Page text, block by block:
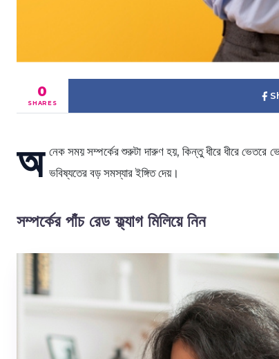
0
SHARES
অ নেক সময় সম্পর্কের শুরুটা দারুণ হয়, কিন্তু ধীরে ধীরে ভেতরে
ভবিষ্যতের বড় সমস্যার ইঙ্গিত দেয়।
সম্পর্কের পাঁচ রেড ফ্ল্যাগ মিলিয়ে নিন